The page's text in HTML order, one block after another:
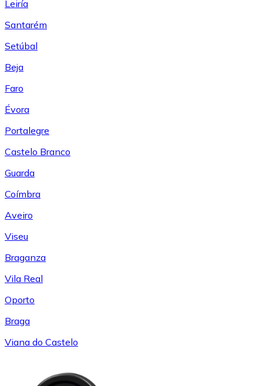
Leiría
Santarém
Setúbal
Beja
Faro
Évora
Portalegre
Castelo Branco
Guarda
Coímbra
Aveiro
Viseu
Braganza
Vila Real
Oporto
Braga
Viana do Castelo